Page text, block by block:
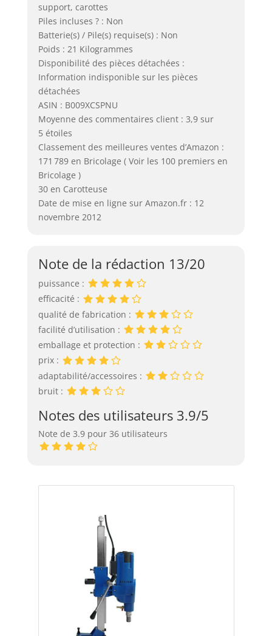
support, carottes
Piles incluses ? : Non
Batterie(s) / Pile(s) requise(s) : Non
Poids : 21 Kilogrammes
Disponibilité des pièces détachées :
Information indisponible sur les pièces
détachées
ASIN : B009XCSPNU
Moyenne des commentaires client : 3,9 sur
5 étoiles
Classement des meilleures ventes d’Amazon :
171 789 en Bricolage ( Voir les 100 premiers en
Bricolage )
30 en Carotteuse
Date de mise en ligne sur Amazon.fr : 12
novembre 2012
Note de la rédaction 13/20
puissance :
efficacité :
qualité de fabrication :
facilité d’utilisation :
emballage et protection :
prix :
adaptabilité/accessoires :
bruit :
Notes des utilisateurs 3.9/5
Note de 3.9 pour 36 utilisateurs